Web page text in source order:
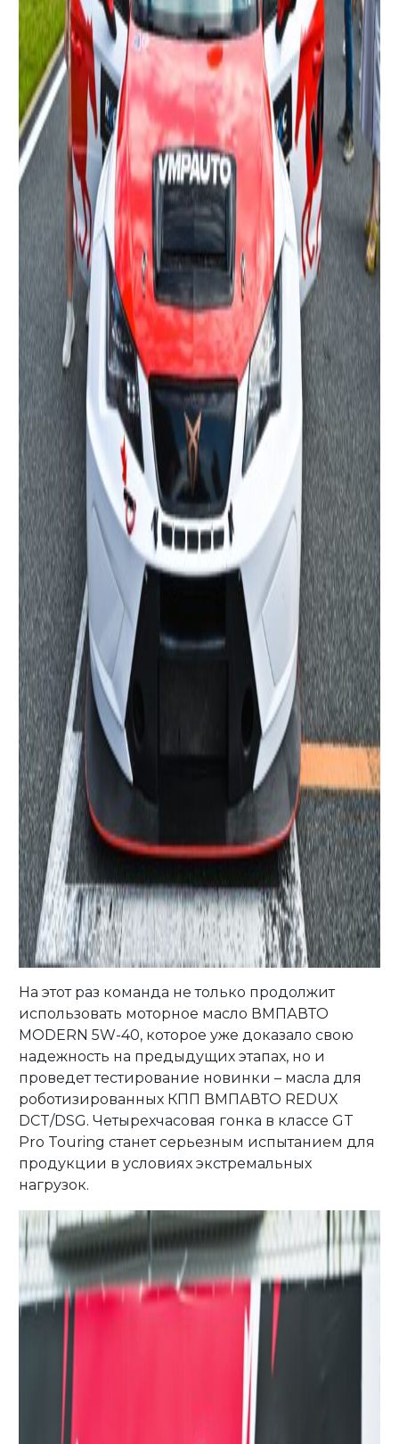
На этот раз команда не только продолжит
использовать моторное масло ВМПАВТО
MODERN 5W-40, которое уже доказало свою
надежность на предыдущих этапах, но и
проведет тестирование новинки – масла для
роботизированных КПП ВМПАВТО REDUX
DCT/DSG. Четырехчасовая гонка в классе GT
Pro Touring станет серьезным испытанием для
продукции в условиях экстремальных
нагрузок.